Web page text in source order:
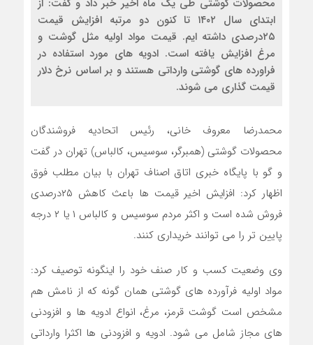
محصولات گوشتی طی یک ماه اخیر خبر داد و گفت: از
ابتدای سال ۱۴۰۲ تا کنون دو مرتبه افزایش قیمت
۲۵درصدی داشته ایم. قیمت مواد اولیه مثل گوشت و
مرغ افزایش یافته است. ادویه های مورد استفاده در
فراورده های گوشتی وارداتی هستند و بر اساس نرخ دلار
قیمت گذاری می شوند.
محمدرضا معروف خانی، رئیس اتحادیه فروشندگان
محصولات گوشتی (همبرگر، سوسیس، کالباس) تهران در گفت
و گو با پایگاه خبری اتاق اصناف تهران با بیان مطلب فوق
اظهار کرد: افزایش اخیر قیمت ها باعث کاهش ۲۵درصدی
فروش شده است و اکثر مردم سوسیس و کالباس ۱ یا ۲ درجه
پایین تر را می توانند خریداری کنند.
وی وضعیت کسب و کار صنف خود را اینگونه توصیف کرد:
مواد اولیه فرآورده های گوشتی همان گونه که از نامش هم
مشخص است گوشت قرمز، مرغ، انواع ادویه ها و افزودنی
های مجاز شامل می شود. ادویه و افزودنی ها اکثرا وارداتی